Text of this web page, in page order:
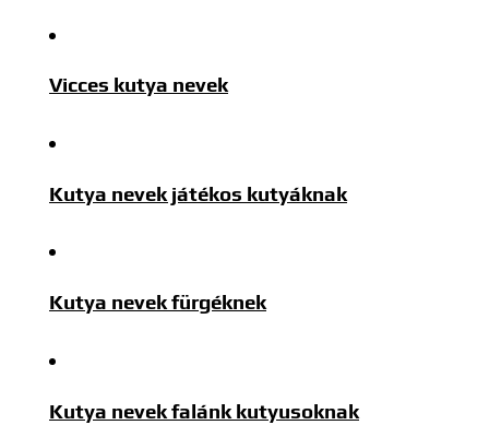
Vicces kutya nevek
Kutya nevek játékos kutyáknak
Kutya nevek fürgéknek
Kutya nevek falánk kutyusoknak